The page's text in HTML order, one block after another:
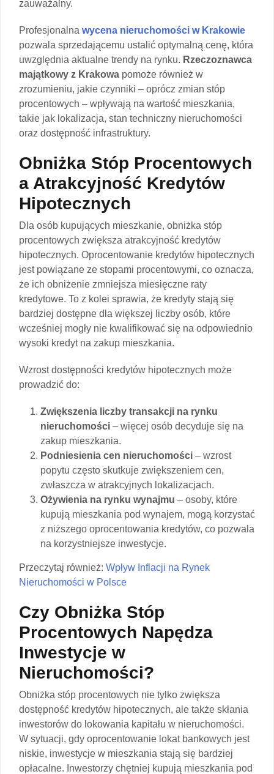
zauważalny.
Profesjonalna wycena nieruchomości w Krakowie
pozwala sprzedającemu ustalić optymalną cenę, która
uwzględnia aktualne trendy na rynku. Rzeczoznawca
majątkowy z Krakowa pomoże również w
zrozumieniu, jakie czynniki – oprócz zmian stóp
procentowych – wpływają na wartość mieszkania,
takie jak lokalizacja, stan techniczny nieruchomości
oraz dostępność infrastruktury.
Obniżka Stóp Procentowych
a Atrakcyjność Kredytów
Hipotecznych
Dla osób kupujących mieszkanie, obniżka stóp
procentowych zwiększa atrakcyjność kredytów
hipotecznych. Oprocentowanie kredytów hipotecznych
jest powiązane ze stopami procentowymi, co oznacza,
że ich obniżenie zmniejsza miesięczne raty
kredytowe. To z kolei sprawia, że kredyty stają się
bardziej dostępne dla większej liczby osób, które
wcześniej mogły nie kwalifikować się na odpowiednio
wysoki kredyt na zakup mieszkania.
Wzrost dostępności kredytów hipotecznych może
prowadzić do:
Zwiększenia liczby transakcji na rynku
nieruchomości – więcej osób decyduje się na
zakup mieszkania.
Podniesienia cen nieruchomości – wzrost
popytu często skutkuje zwiększeniem cen,
zwłaszcza w atrakcyjnych lokalizacjach.
Ożywienia na rynku wynajmu – osoby, które
kupują mieszkania pod wynajem, mogą korzystać
z niższego oprocentowania kredytów, co pozwala
na korzystniejsze inwestycje.
Przeczytaj również: Wpływ Inflacji na Rynek
Nieruchomości w Polsce
Czy Obniżka Stóp
Procentowych Napędza
Inwestycje w
Nieruchomości?
Obniżka stóp procentowych nie tylko zwiększa
dostępność kredytów hipotecznych, ale także skłania
inwestorów do lokowania kapitału w nieruchomości.
W sytuacji, gdy oprocentowanie lokat bankowych jest
niskie, inwestycje w mieszkania stają się bardziej
opłacalne. Inwestorzy chętniej kupują mieszkania pod